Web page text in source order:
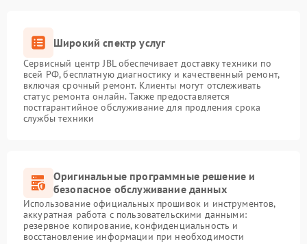
Широкий спектр услуг
Сервисный центр JBL обеспечивает доставку техники по
всей РФ, бесплатную диагностику и качественный ремонт,
включая срочный ремонт. Клиенты могут отслеживать
статус ремонта онлайн. Также предоставляется
постгарантийное обслуживание для продления срока
службы техники
Оригинальные программные решение и
безопасное обслуживание данных
Использование официальных прошивок и инструментов,
аккуратная работа с пользовательскими данными:
резервное копирование, конфиденциальность и
восстановление информации при необходимости